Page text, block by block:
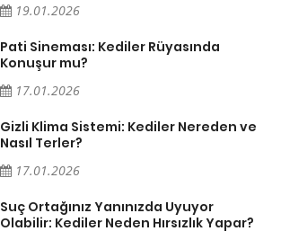
19.01.2026
Pati Sineması: Kediler Rüyasında
Konuşur mu?
17.01.2026
Gizli Klima Sistemi: Kediler Nereden ve
Nasıl Terler?
17.01.2026
Suç Ortağınız Yanınızda Uyuyor
Olabilir: Kediler Neden Hırsızlık Yapar?